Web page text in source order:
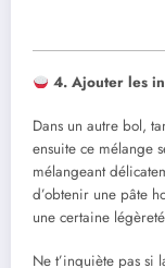
4. Ajouter les
Dans un autre bol,
ensuite ce mélange
mélangeant
d’obtenir une pâte
une certaine
Ne t’inquiète pas si